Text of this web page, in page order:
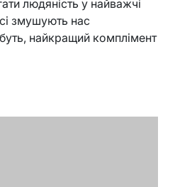
людяність у найважчі
змушують нас
найкращий комплімент